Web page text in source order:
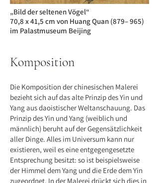
„Bild der seltenen Vögel“
70,8 x 41,5 cm von Huang Quan (879– 965)
im Palastmuseum Beijing
Komposition
Die Komposition der chinesischen Malerei
bezieht sich auf das alte Prinzip des Yin und
Yang aus daoistischer Weltanschauung. Das
Prinzip des Yin und Yang (weiblich und
männlich) beruht auf der Gegensätzlichkeit
aller Dinge. Alles im Universum kann nur
existieren, weil es eine entgegengesetzte
Entsprechung besitzt: so ist beispielsweise
der Himmel dem Yang und die Erde dem Yin
zugeordnet. In der Malerei drückt sich dies in